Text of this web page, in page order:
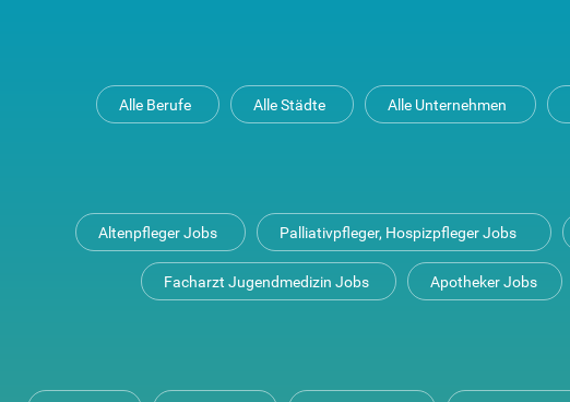
Alle Berufe Alle Städte Alle Unternehmen
Altenpfleger Jobs Palliativpfleger, Hospizpfleger Jobs
Facharzt Jugendmedizin Jobs Apotheker Jobs